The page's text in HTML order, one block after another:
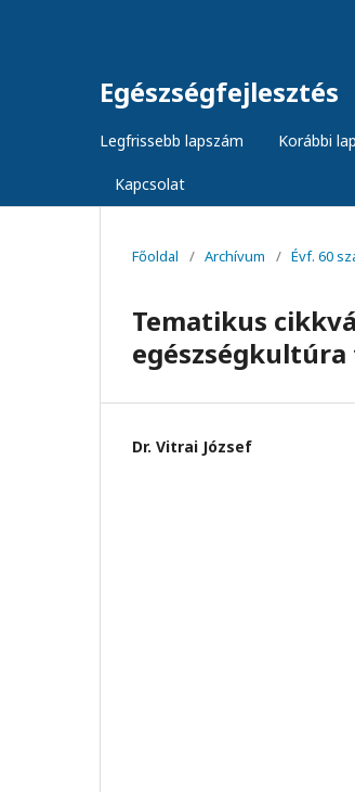
Egészségfejlesztés
Legfrissebb lapszám Korábbi
Kapcsolat
Főoldal / Archívum / Évf. 60
Tematikus
Dr. Vitrai József